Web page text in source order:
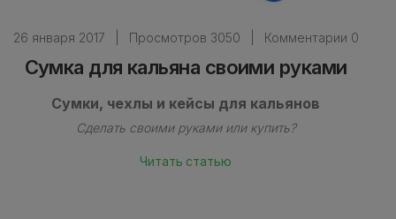
26 января 2017 Просмотров 3050 Комментарии 0
Сумка для кальяна своими руками
Сумки, чехлы и кейсы для кальянов
Сделать своими руками или купить?
Читать статью